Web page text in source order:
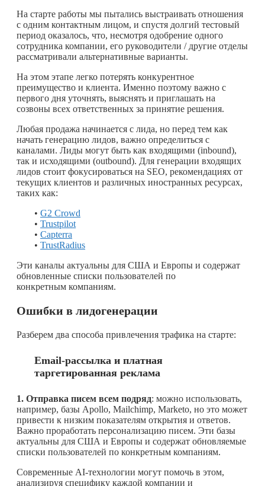
На старте работы мы пытались выстраивать отношения
с одним контактным лицом, и спустя долгий тестовый
период оказалось, что, несмотря одобрение одного
сотрудника компании, его руководители / другие отделы
рассматривали альтернативные варианты.
На этом этапе легко потерять конкурентное
преимущество и клиента. Именно поэтому важно с
первого дня уточнять, выяснять и приглашать на
созвоны всех ответственных за принятие решения.
Любая продажа начинается с лида, но перед тем как
начать генерацию лидов, важно определиться с
каналами. Лиды могут быть как входящими (inbound),
так и исходящими (outbound). Для генерации входящих
лидов стоит фокусироваться на SEO, рекомендациях от
текущих клиентов и различных иностранных ресурсах,
таких как:
• G2 Crowd
• Trustpilot
• Capterra
• TrustRadius
Эти каналы актуальны для США и Европы и содержат
обновленные списки пользователей по
конкретным компаниям.
Ошибки в лидогенерации
Разберем два способа привлечения трафика на старте:
Email-рассылка и платная
таргетированная реклама
1. Отправка писем всем подряд: можно использовать,
например, базы Apollo, Mailchimp, Marketo, но это может
привести к низким показателям открытия и ответов.
Важно проработать персонализацию писем. Эти базы
актуальны для США и Европы и содержат обновляемые
списки пользователей по конкретным компаниям.
Современные AI-технологии могут помочь в этом,
анализируя специфику каждой компании и